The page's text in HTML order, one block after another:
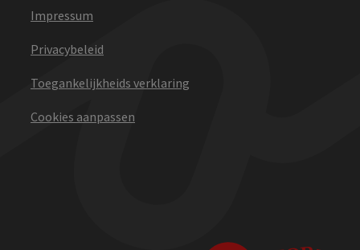
Impressum
Privacybeleid
Toegankelijkheids verklaring
Cookies aanpassen